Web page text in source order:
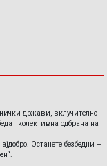
држави, вклучително
колективна одбрана на
Останете безбедни –